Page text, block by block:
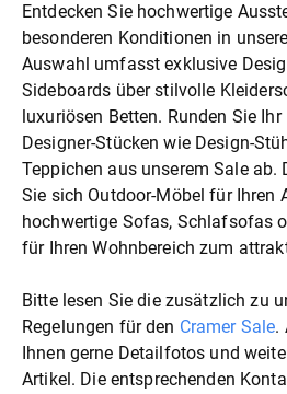
Entdecken Sie hochwertige
besonderen Konditionen in
Auswahl umfasst exklusive
Sideboards über stilvolle
luxuriösen Betten. Runden Sie
Designer-Stücken wie Design-
Teppichen aus unserem Sale ab.
Sie sich Outdoor-Möbel für Ihren
hochwertige Sofas, Schlafsofas
für Ihren Wohnbereich zum
Bitte lesen Sie die zusätzlich zu
Regelungen für den Cramer Sale.
Ihnen gerne Detailfotos und
Artikel. Die entsprechenden